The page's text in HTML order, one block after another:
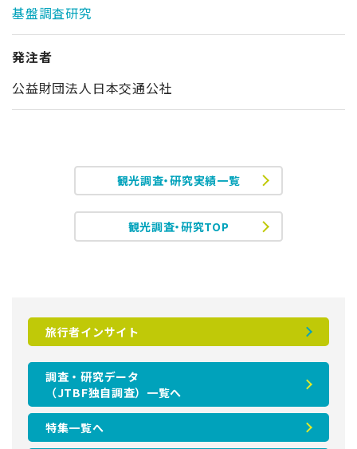
基盤調査研究
発注者
公益財団法人日本交通公社
観光調査・研究実績一覧
観光調査・研究TOP
旅行者インサイト
調査・研究データ
（JTBF独自調査）一覧へ
特集一覧へ